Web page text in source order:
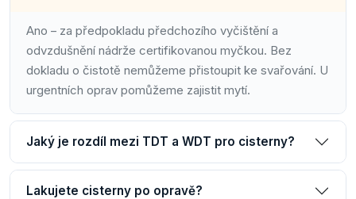
Ano – za předpokladu předchozího vyčištění a
odvzdušnění nádrže certifikovanou myčkou. Bez
dokladu o čistotě nemůžeme přistoupit ke svařování. U
urgentních oprav pomůžeme zajistit mytí.
Jaký je rozdíl mezi TDT a WDT pro cisterny?
Lakujete cisterny po opravě?